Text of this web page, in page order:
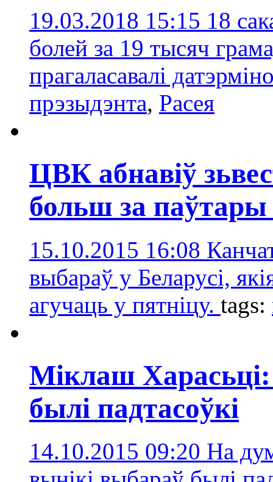
19.03.2018 15:15 18
болей за 19 тысяч
прагаласавалі
прэзыдэнта, Расея
ЦВК абнавіў
больш за
15.10.2015 16:08
выбараў у Беларусі,
агучаць у пятніцу. tags:
Міклаш Харасьці:
былі падтасоўкі
14.10.2015 09:20 На